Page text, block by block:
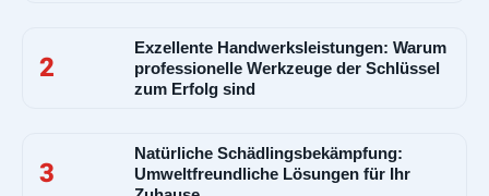
2
Exzellente Handwerksleistungen: Warum
professionelle Werkzeuge der Schlüssel
zum Erfolg sind
3
Natürliche Schädlingsbekämpfung:
Umweltfreundliche Lösungen für Ihr